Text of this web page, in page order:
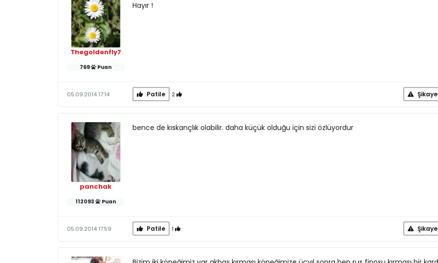
Thegoldenfly7
769 Puan
Hayır !
05.09.2014 17:14 Patile 2
panchak
112093 Puan
bence de kıskançlık olabilir. daha küçük olduğu için sizi özlüyordur
05.09.2014 17:59 Patile 1